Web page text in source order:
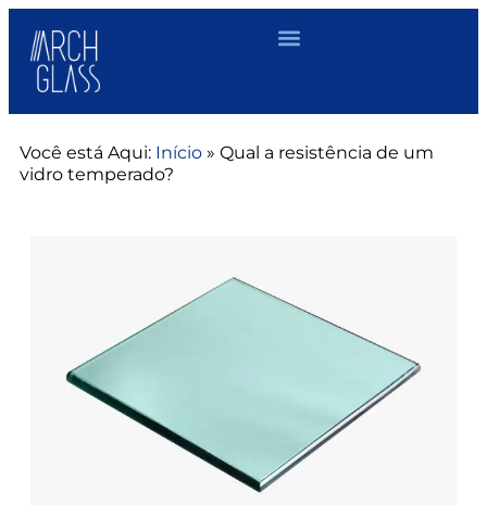
Você está Aqui: Início » Qual a resistência de um
vidro temperado?